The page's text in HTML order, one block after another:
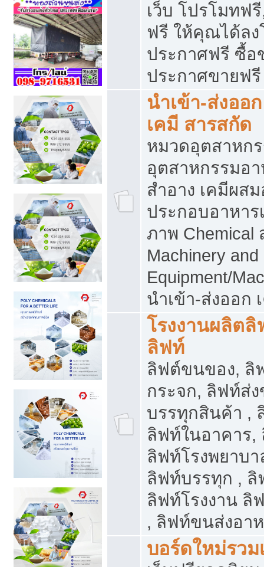
เว็บ โปรโมทฟ
ฟรี ให้คุณได้ล
ประกาศฟรี ซื้อ
ประกาศขายฟรี
นำเข้า-ส่งออ
เคมี สารสกัด
หมวดอุตสาหก
อุตสาหกรรมอา
สำอาง เคมีผส
ประกอบอาหาร
ภาพ Chemical
Machinery
Equipment/
นำเข้า-ส่งออก
โรงงานผลิต
ลิฟท์
ลิฟต์ขนของ, ลิ
กระจก, ลิฟท์ส่
บรรทุกสินค้า ,
ลิฟท์ในอาคาร,
ลิฟท์โรงพยาบ
ลิฟท์บรรทุก ,
ลิฟท์โรงงาน ลิ
, ลิฟท์ขนส่งอา
บอร์ดใหม่รว